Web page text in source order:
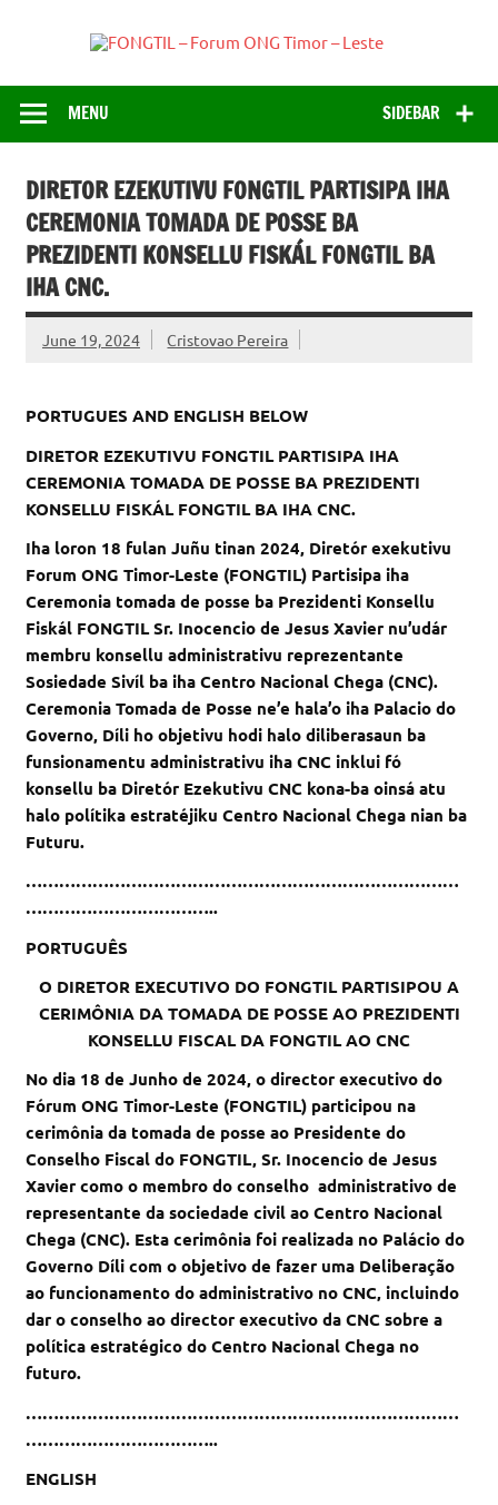
–
ONG
SIDEBAR
MENU
DIRETOR EZEKUTIVU FONGTIL PARTISIPA IHA
CEREMONIA TOMADA DE POSSE BA
PREZIDENTI KONSELLU FISKÁL FONGTIL BA
IHA CNC.
June 19, 2024 Cristovao Pereira
PORTUGUES AND ENGLISH BELOW
DIRETOR EZEKUTIVU FONGTIL PARTISIPA IHA
CEREMONIA TOMADA DE POSSE BA PREZIDENTI
KONSELLU FISKÁL FONGTIL BA IHA CNC.
Iha loron 18 fulan Juñu tinan 2024, Diretór exekutivu
Forum ONG Timor-Leste (FONGTIL) Partisipa iha
Ceremonia tomada de posse ba Prezidenti Konsellu
Fiskál FONGTIL Sr. Inocencio de Jesus Xavier nu’udár
membru konsellu administrativu reprezentante
Sosiedade Sivíl ba iha Centro Nacional Chega (CNC).
Ceremonia Tomada de Posse ne’e hala’o iha Palacio do
Governo, Díli ho objetivu hodi halo diliberasaun ba
funsionamentu administrativu iha CNC inklui fó
konsellu ba Diretór Ezekutivu CNC kona-ba oinsá atu
halo polítika estratéjiku Centro Nacional Chega nian ba
Futuru.
……………………………………………………………………
……………………………..
PORTUGUÊS
O DIRETOR EXECUTIVO DO FONGTIL PARTISIPOU A
CERIMÔNIADA TOMADA DE POSSE AO PREZIDENTI
KONSELLU FISCAL DA FONGTIL AO CNC
No dia 18 de Junho de 2024, o director executivo do
Fórum ONG Timor-Leste (FONGTIL) participou na
cerimônia da tomada de posse ao Presidente do
Conselho Fiscal do FONGTIL, Sr. Inocencio de Jesus
Xavier como o membro do conselho administrativo de
representante da sociedade civil ao Centro Nacional
Chega (CNC). Esta cerimônia foi realizada no Palácio do
Governo Díli com o objetivo de fazer uma Deliberação
ao funcionamento do administrativo no CNC, incluindo
dar o conselho ao director executivo da CNC sobre a
política estratégico do Centro Nacional Chega no
futuro.
……………………………………………………………………
……………………………..
ENGLISH